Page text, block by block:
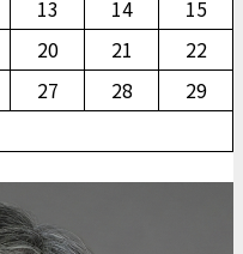
13 14
15
20 21
22
27 28
29